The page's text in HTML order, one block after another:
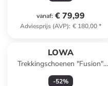
vanaf: € 79,99
Adviesprijs (AVP): € 180,00*
LOWA
Trekkingschoenen "Fusion"
oranje/zwart
-52%